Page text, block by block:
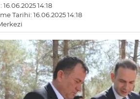
14:18
Tarihi: 16.06.2025 14:18